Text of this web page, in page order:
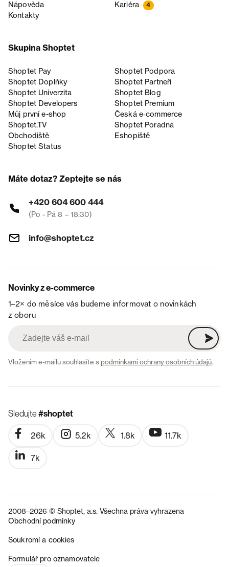
Nápověda
Kariéra 4
Kontakty
Skupina Shoptet
Shoptet Pay
Shoptet Podpora
Shoptet Doplňky
Shoptet Partneři
Shoptet Univerzita
Shoptet Blog
Shoptet Developers
Shoptet Premium
Můj první e-shop
Česká e‑commerce
Shoptet.TV
Shoptet Poradna
Obchodiště
Eshopiště
Shoptet Status
Máte dotaz? Zeptejte se nás
+420 604 600 444
(Po - Pá 8 – 18:30)
info@shoptet.cz
Novinky z e-commerce
1–2× do měsíce vás budeme informovat o novinkách
z oboru
Vložením e-mailu souhlasíte spodmínkami ochrany osobních údajů.
Sledujte#shoptet
26k 5.2k 1.8k 11.7k
7k
2008–2026 © Shoptet, a.s. Všechna práva vyhrazena
Obchodní podmínky
Soukromí a cookies
Formulář pro oznamovatele